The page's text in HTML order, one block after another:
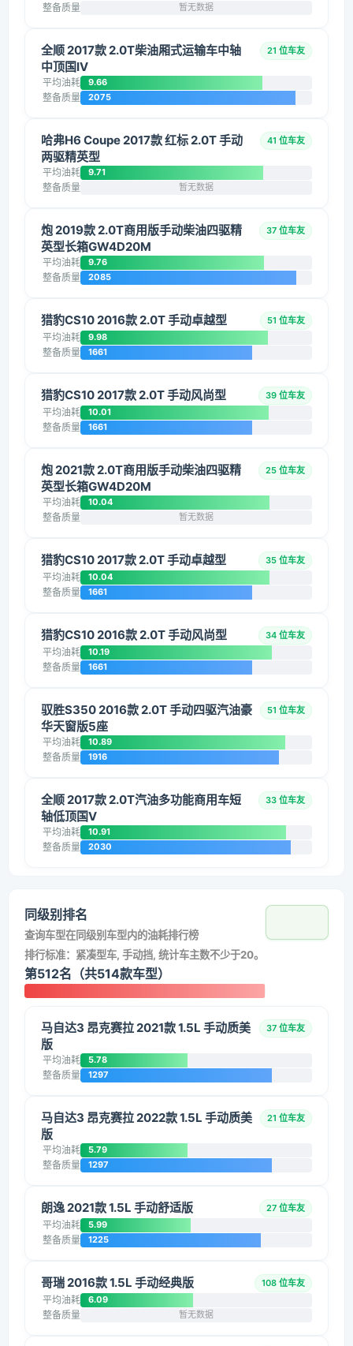
整备质量 暂无数据
全顺 2017款 2.0T柴油厢式运输车中轴
中顶国IV
21 位车友
平均油耗 9.66
整备质量 2075
哈弗H6 Coupe 2017款 红标 2.0T 手动
两驱精英型
41 位车友
平均油耗 9.71
整备质量 暂无数据
炮 2019款 2.0T商用版手动柴油四驱精
英型长箱GW4D20M
37 位车友
平均油耗 9.76
整备质量 2085
猎豹CS10 2016款 2.0T 手动卓越型 51 位车友
平均油耗 9.98
整备质量 1661
猎豹CS10 2017款 2.0T 手动风尚型 39 位车友
平均油耗 10.01
整备质量 1661
炮 2021款 2.0T商用版手动柴油四驱精
英型长箱GW4D20M
25 位车友
平均油耗 10.04
整备质量 暂无数据
猎豹CS10 2017款 2.0T 手动卓越型 35 位车友
平均油耗 10.04
整备质量 1661
猎豹CS10 2016款 2.0T 手动风尚型 34 位车友
平均油耗 10.19
整备质量 1661
驭胜S350 2016款 2.0T 手动四驱汽油豪
华天窗版5座
51 位车友
平均油耗 10.89
整备质量 1916
全顺 2017款 2.0T汽油多功能商用车短
轴低顶国V
33 位车友
平均油耗 10.91
整备质量 2030
同级别排名
查询车型在同级别车型内的油耗排行榜
排行标准：紧凑型车, 手动挡, 统计车主数不少于20。
第512名（共514款车型）
马自达3 昂克赛拉 2021款 1.5L 手动质美
版
37 位车友
平均油耗 5.78
整备质量 1297
马自达3 昂克赛拉 2022款 1.5L 手动质美
版
21 位车友
平均油耗 5.79
整备质量 1297
朗逸 2021款 1.5L 手动舒适版 27 位车友
平均油耗 5.99
整备质量 1225
哥瑞 2016款 1.5L 手动经典版 108 位车友
平均油耗 6.09
整备质量 暂无数据